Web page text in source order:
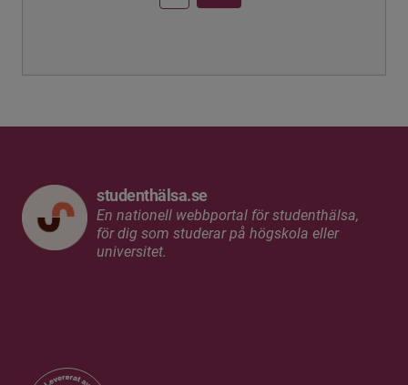
studenthälsa.se
En nationell webbportal för studenthälsa,
för dig som studerar på högskola eller
universitet.